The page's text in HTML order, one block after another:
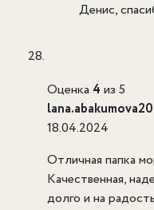
Денис,
Оценка 4 из 5
18.04.2024
Отличная папка
Качественная,
долго и на